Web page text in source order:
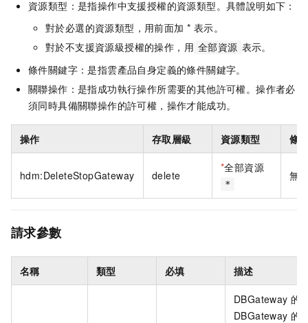
資源類型：是指操作中支援授權的資源類型。具體說明如下：
對於必選的資源類型，用前面加 * 表示。
對於不支援資源級授權的操作，用 全部資源 表示。
條件關鍵字：是指雲產品自身定義的條件關鍵字。
關聯操作：是指成功執行操作所需要的其他許可權。操作者必
須同時具備關聯操作的許可權，操作才能成功。
操作 存取層級 資源類型 條
hdm:DeleteStopGateway delete
*全部資源
*
無
請求參數
名稱 類型 必填 描述
DBGateway 的
DBGateway 的